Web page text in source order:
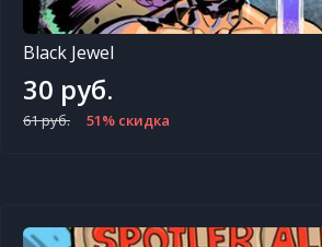
Black Jewel
30 руб.
61 руб. 51% скидка